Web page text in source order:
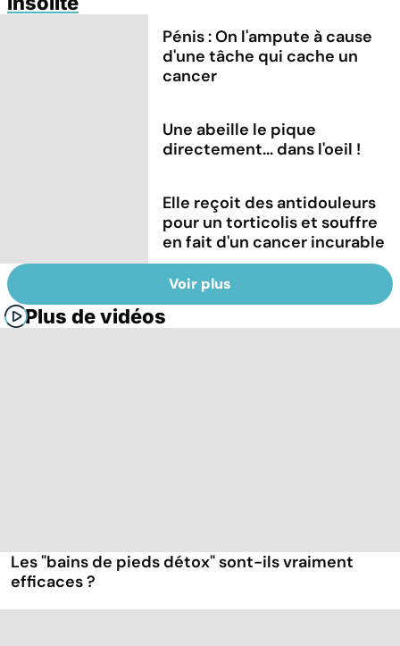
Pénis : On l'ampute à cause
d'une tâche qui cache un
cancer
Une abeille le pique
directement... dans l'oeil !
Elle reçoit des antidouleurs
pour un torticolis et souffre
en fait d'un cancer incurable
Voir plus
Plus de vidéos
Les "bains de pieds détox" sont-ils vraiment
efficaces ?